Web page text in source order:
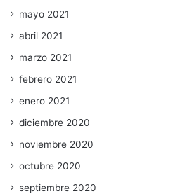
mayo 2021
abril 2021
marzo 2021
febrero 2021
enero 2021
diciembre 2020
noviembre 2020
octubre 2020
septiembre 2020